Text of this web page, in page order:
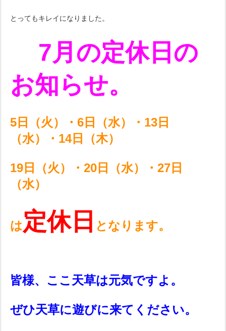
とってもキレイになりました。
7月の定休日の
お知らせ。
5日（火）・6日（水）・13日
（水）・14日（木）
19日（火）・20日（水）・27日
（水）
は定休日 となります。
皆様、ここ天草は元気ですよ。
ぜひ天草に遊びに来てください。